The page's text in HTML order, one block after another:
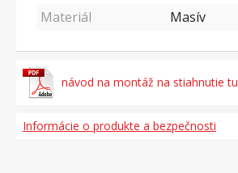
Materiál
Masív
návod na montáž na stiahnutie tu
Informácie o produkte a bezpečnosti